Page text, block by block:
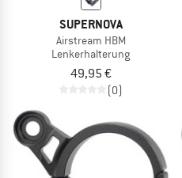
SUPERNOVA
Airstream HBM
Lenkerhalterung
49,95 €
(0)